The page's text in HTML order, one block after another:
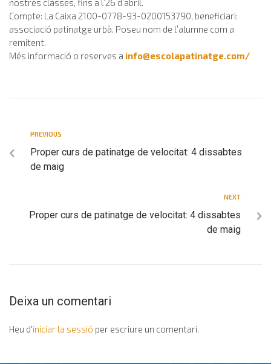
nostres classes, fins a l’26 d’abril.
Compte: La Caixa 2100-0778-93-0200153790, beneficiari:
associació patinatge urbà. Poseu nom de l’alumne com a
remitent.
Més informació o reserves a info@escolapatinatge.com/
PREVIOUS
Proper curs de patinatge de velocitat: 4 dissabtes
de maig
NEXT
Proper curs de patinatge de velocitat: 4 dissabtes
de maig
Deixa un comentari
Heu d'iniciar la sessió per escriure un comentari.